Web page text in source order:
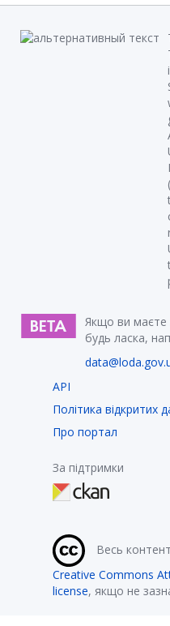
Якщо ви маєте
будь ласка,
API
Політика відкритих
Про портал
За підтримки
Весь
Creative Commons
license, якщо не